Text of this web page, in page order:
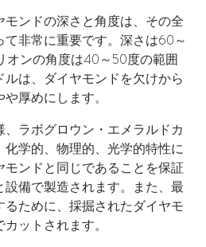
ンドの深さと角度は、その全
非常に重要です。深さは60～
オンの角度は40～50度の範囲
は、ダイヤモンドを欠けから
厚めにします。
、ラボグロウン・エメラルドカ
学的、物理的、光学的特性に
ンドと同じであることを保証
備で製造されます。また、最
ために、採掘されたダイヤモ
ットされます。